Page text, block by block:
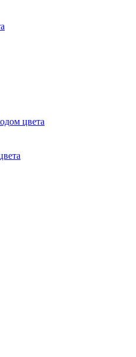
цвета